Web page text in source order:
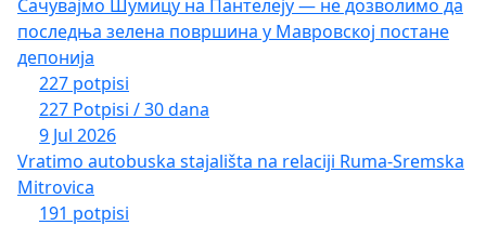
Сачувајмо Шумицу на Пантелеју — не дозволимо да
последња зелена површина у Мавровској постане
депонија
227 potpisi
227 Potpisi / 30 dana
9 Jul 2026
Vratimo autobuska stajališta na relaciji Ruma-Sremska
Mitrovica
191 potpisi